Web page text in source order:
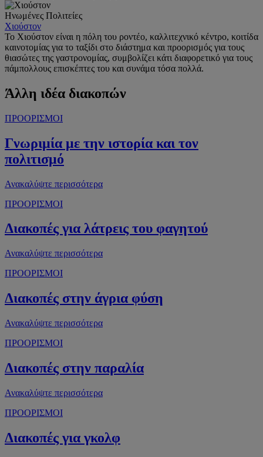
Ηνωμένες Πολιτείες
Χιούστον
Το Χιούστον είναι η πόλη του ροντέο, καλλιτεχνικό κέντρο, κοιτίδα
καινοτομίας για το ταξίδι στο διάστημα και προορισμός για τους
θιασώτες της γαστρονομίας, συμβολίζει κάτι διαφορετικό για τους
πάμπολλους επισκέπτες του και συνάμα τόσα πολλά.
Άλλη ιδέα διακοπών
ΠΡΟΟΡΙΣΜΟΙ
Γνωριμία με την ιστορία και τον
πολιτισμό
Ανακαλύψτε περισσότερα
ΠΡΟΟΡΙΣΜΟΙ
Διακοπές για λάτρεις του φαγητού
Ανακαλύψτε περισσότερα
ΠΡΟΟΡΙΣΜΟΙ
Διακοπές στην άγρια φύση
Ανακαλύψτε περισσότερα
ΠΡΟΟΡΙΣΜΟΙ
Διακοπές στην παραλία
Ανακαλύψτε περισσότερα
ΠΡΟΟΡΙΣΜΟΙ
Διακοπές για γκολφ